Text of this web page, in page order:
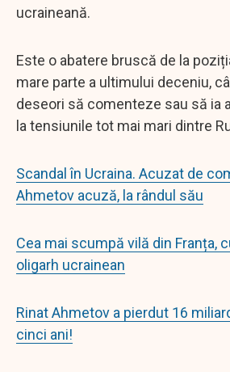
ucraineană.
Este o abatere bruscă de la
mare parte a ultimului deceniu,
deseori să comenteze sau să ia
la tensiunile tot mai mari dintre
Scandal în Ucraina. Acuzat de
Ahmetov acuză, la rândul său
Cea mai scumpă vilă din Franța,
oligarh ucrainean
Rinat Ahmetov a pierdut 16
cinci ani!